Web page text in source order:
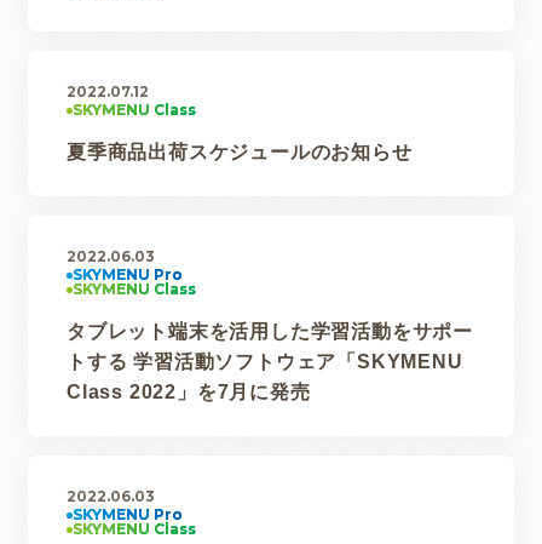
2022.07.12
夏季商品出荷スケジュールのお知らせ
2022.06.03
タブレット端末を活用した学習活動をサポー
トする 学習活動ソフトウェア「SKYMENU
Class 2022」を7月に発売
2022.06.03